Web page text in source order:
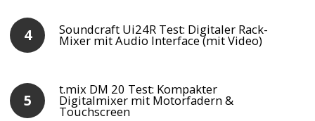
Soundcraft Ui24R Test: Digitaler Rack-
Mixer mit Audio Interface (mit Video)
t.mix DM 20 Test: Kompakter
Digitalmixer mit Motorfadern &
Touchscreen